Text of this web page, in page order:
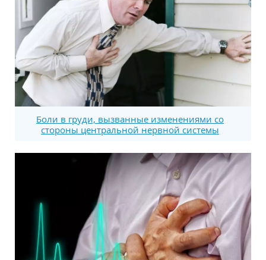
Боли в груди, вызванные изменениями со
стороны центральной нервной системы